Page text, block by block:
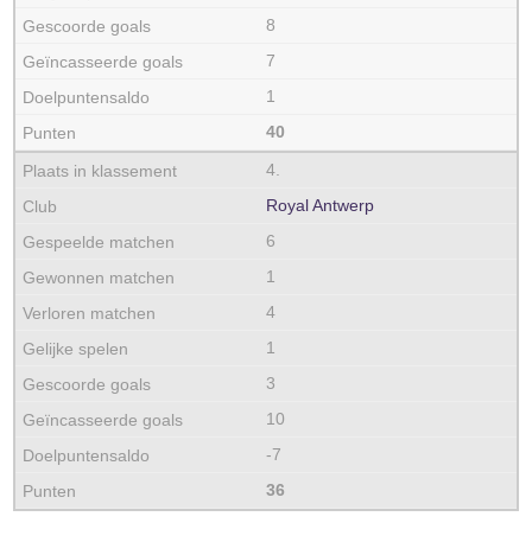
8
7
1
40
4.
Royal Antwerp
6
1
4
1
3
10
-7
36